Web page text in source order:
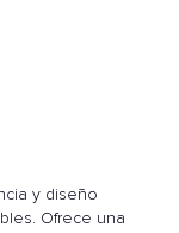
y diseño
Ofrece una